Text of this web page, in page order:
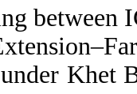
between
Khet